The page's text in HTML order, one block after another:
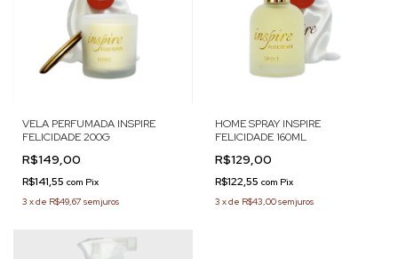
VELA PERFUMADA INSPIRE
FELICIDADE 200G
R$149,00
R$141,55 com Pix
3 xde R$49,67 sem juros
HOME SPRAY INSPIRE
FELICIDADE 160ML
R$129,00
R$122,55 com Pix
3 xde R$43,00sem juros